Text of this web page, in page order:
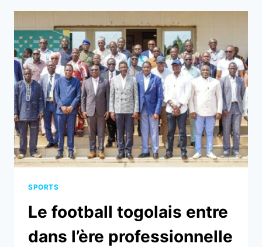
SOKODÉ
AU
CŒUR
DE
LA
FORMATION
DES
ENTRAÎNEURS
TOGOLAIS
SPORTS
Le football togolais entre
dans l’ère professionnelle